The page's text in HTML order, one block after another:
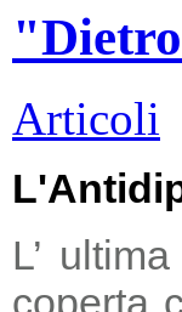
Articoli
L’
coperta